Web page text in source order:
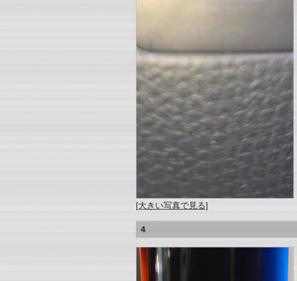
[大きい写真で見る]
4